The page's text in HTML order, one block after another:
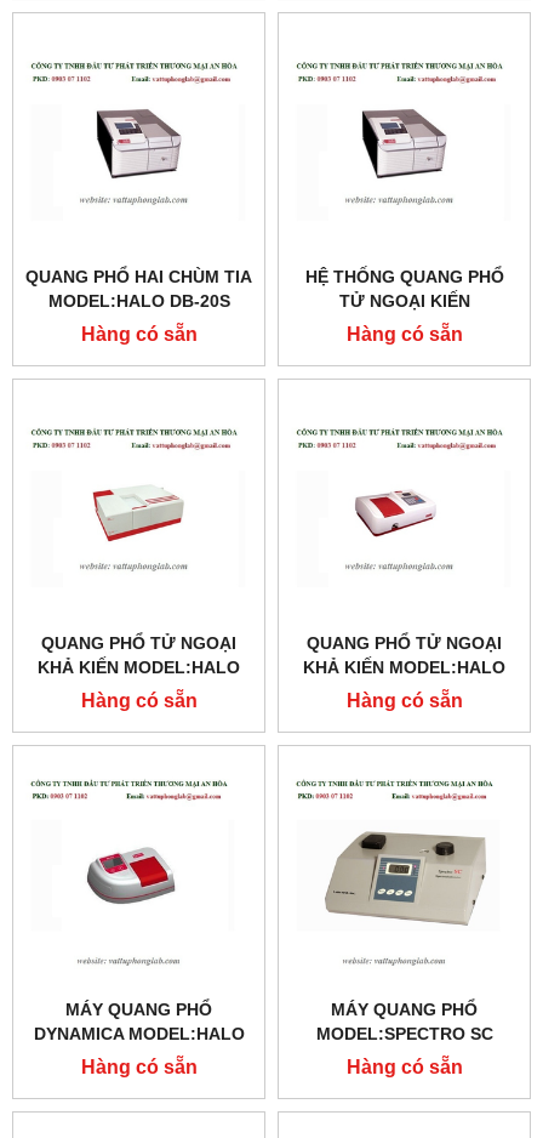
QUANG PHỔ HAI CHÙM TIA
MODEL:HALO DB-20S
Hàng có sẵn
HỆ THỐNG QUANG PHỔ
TỬ NGOẠI KIẾN
MODEL:HALO DB-20
Hàng có sẵn
QUANG PHỔ TỬ NGOẠI
KHẢ KIẾN MODEL:HALO
DB-30
Hàng có sẵn
QUANG PHỔ TỬ NGOẠI
KHẢ KIẾN MODEL:HALO
SB-10
Hàng có sẵn
MÁY QUANG PHỔ
DYNAMICA MODEL:HALO
VIS 10
Hàng có sẵn
MÁY QUANG PHỔ
MODEL:SPECTRO SC
Hàng có sẵn